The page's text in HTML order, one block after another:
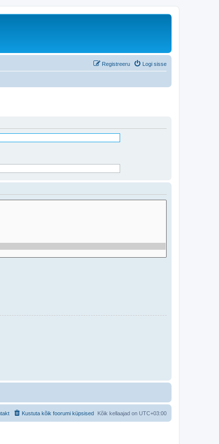
Logi sisse
Registreeru
Kõik kellaajad on UTC+03:00
Kustuta kõik foorumi küpsised